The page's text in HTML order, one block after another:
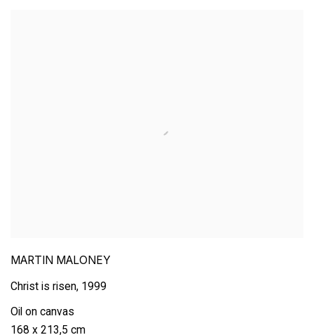
MARTIN MALONEY
Christ is risen, 1999
Oil on canvas
168 x 213,5 cm